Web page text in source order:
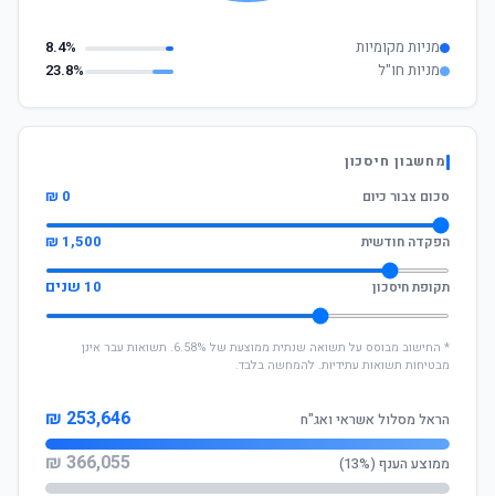
מניות מקומיות
8.4%
מניות חו"ל
23.8%
מחשבון חיסכון
סכום צבור כיום
0 ₪
הפקדה חודשית 1,500 ₪
תקופת חיסכון 10 שנים
* החישוב מבוסס על תשואה שנתית ממוצעת של 6.58%. תשואות עבר אינן
מבטיחות תשואות עתידיות. להמחשה בלבד.
הראל מסלול אשראי ואג"ח 253,646 ₪
ממוצע הענף (13%) 366,055 ₪